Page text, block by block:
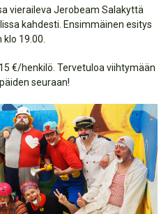
vieraileva Jerobeam Salakyttä
kahdesti. Ensimmäinen esitys
19.00.
€/henkilö. Tervetuloa viihtymään
seuraan!